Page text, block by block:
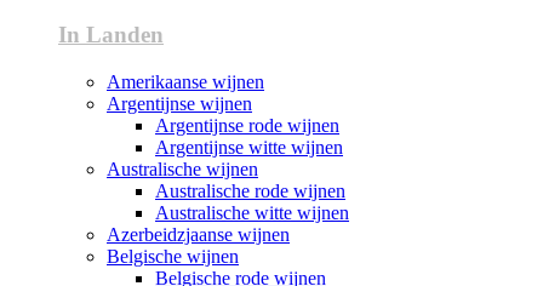
In Landen
Amerikaanse wijnen
Argentijnse wijnen
Argentijnse rode wijnen
Argentijnse witte wijnen
Australische wijnen
Australische rode wijnen
Australische witte wijnen
Azerbeidzjaanse wijnen
Belgische wijnen
Belgische rode wijnen